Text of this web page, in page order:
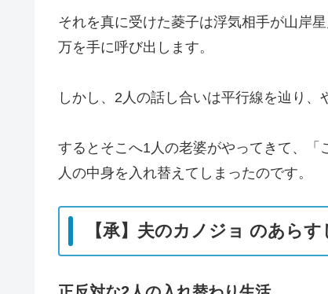
それを真に受けた菱子は浮気相手が山岸
万を手に呼び出します。
しかし、2人の話し合いは平行線を辿り、
するとそこへ1人の老婆がやってきて、
人の中身を入れ替えてしまったのです。
【承】夫のカノジョ のあら